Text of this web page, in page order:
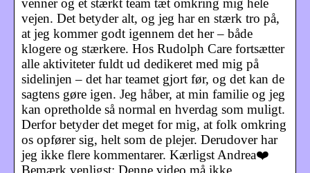
venner og et stærkt team tæt omkring mig hele
vejen. Det betyder alt, og jeg har en stærk tro på,
at jeg kommer godt igennem det her – både
klogere og stærkere. Hos Rudolph Care fortsætter
alle aktiviteter fuldt ud dedikeret med mig på
sidelinjen – det har teamet gjort før, og det kan de
sagtens gøre igen. Jeg håber, at min familie og jeg
kan opretholde så normal en hverdag som muligt.
Derfor betyder det meget for mig, at folk omkring
os opfører sig, helt som de plejer. Derudover har
jeg ikke flere kommentarer. Kærligst Andrea❤️
Bemærk venligst: Denne video må ikke